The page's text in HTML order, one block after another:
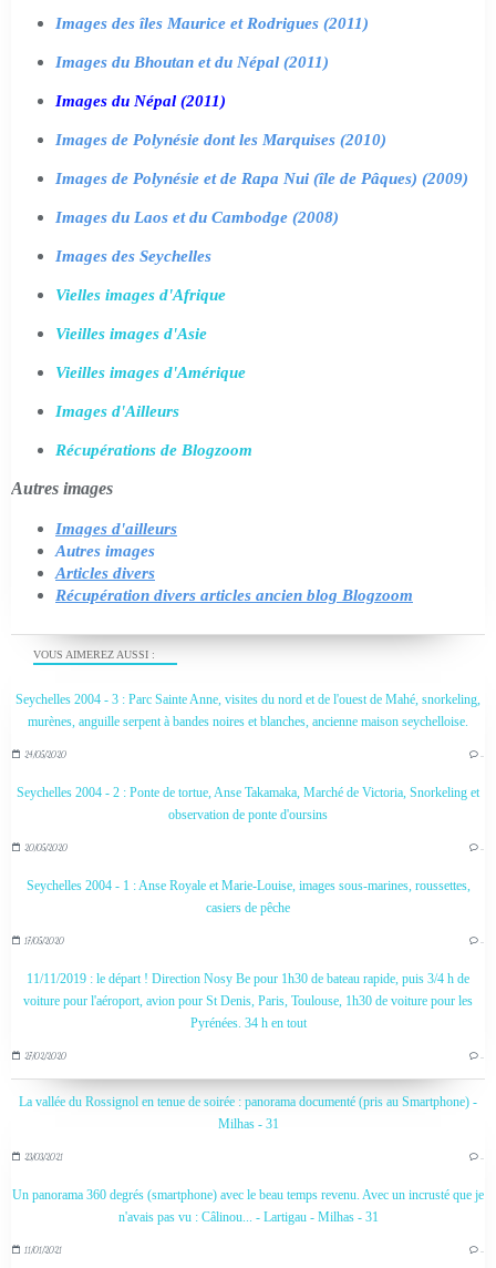
VOUS AIMEREZ AUSSI :
Seychelles 2004 - 3 : Parc Sainte Anne, visites du nord et de l'ouest de Mahé, snorkeling,
murènes, anguille serpent à bandes noires et blanches, ancienne maison seychelloise.
24/05/2020 …
Seychelles 2004 - 2 : Ponte de tortue, Anse Takamaka, Marché de Victoria, Snorkeling et
observation de ponte d'oursins
20/05/2020 …
Seychelles 2004 - 1 : Anse Royale et Marie-Louise, images sous-marines, roussettes,
casiers de pêche
17/05/2020 …
11/11/2019 : le départ ! Direction Nosy Be pour 1h30 de bateau rapide, puis 3/4 h de
voiture pour l'aéroport, avion pour St Denis, Paris, Toulouse, 1h30 de voiture pour les
Pyrénées. 34 h en tout
27/02/2020 …
La vallée du Rossignol en tenue de soirée : panorama documenté (pris au Smartphone) -
Milhas - 31
23/03/2021 …
Un panorama 360 degrés (smartphone) avec le beau temps revenu. Avec un incrusté que je
n'avais pas vu : Câlinou... - Lartigau - Milhas - 31
11/01/2021 …
Images des îles Maurice et Rodrigues (2011)
Images du Bhoutan et du Népal (2011)
Images du Népal (2011)
Images de Polynésie dont les Marquises (2010)
Images de Polynésie et de Rapa Nui (île de Pâques) (2009)
Images du Laos et du Cambodge (2008)
Images des Seychelles
Vielles images d'Afrique
Vieilles images d'Asie
Vieilles images d'Amérique
Images d'Ailleurs
Récupérations de Blogzoom
Autres images
Images d'ailleurs
Autres images
Articles divers
Récupération divers articles ancien blog Blogzoom